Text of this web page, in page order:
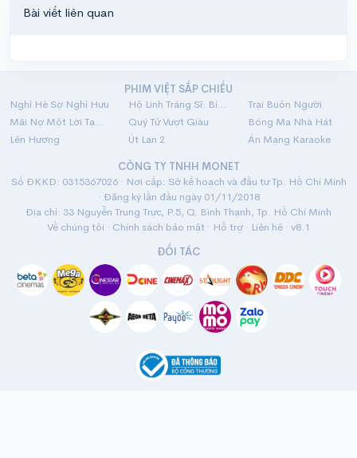
Bài viết liên quan
PHIM VIỆT SẮP CHIẾU
Nghỉ Hè Sợ Nghỉ Hưu
Hộ Linh Tráng Sĩ: Bí Ẩn Mộ Vua Đinh
Trại Buôn Người
Mãi Nợ Một Lời Tạm Biệt
Quý Tử Vượt Giàu
Bóng Ma Nhà Hát
Lên Hương
Út Lan 2
Án Mạng Karaoke
CÔNG TY TNHH MONET
Số ĐKKD: 0315367026 · Nơi cấp: Sở kế hoạch và đầu tư Tp. Hồ Chí Minh
· Đăng ký lần đầu ngày 01/11/2018
Địa chỉ: 33 Nguyễn Trung Trực, P.5, Q. Bình Thạnh, Tp. Hồ Chí Minh
Về chúng tôi · Chính sách bảo mật · Hỗ trợ · Liên hệ · v8.1
ĐỐI TÁC